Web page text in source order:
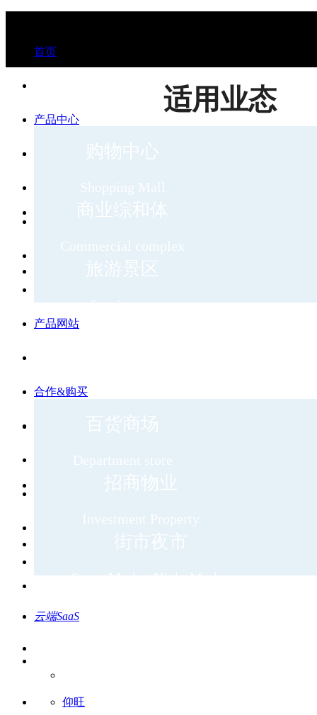
首页
产品中心
产品网站
合作&购买
新闻资讯
云端SaaS
仰旺
适用业态
购物中心
Shopping Mall
商业综和体
Commercial complex
旅游景区
Scenic spot
百货商场
Department store
招商物业
Investment Property
街市夜市
Street Market Night Market